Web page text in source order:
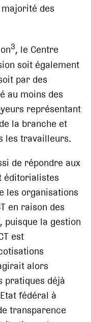
des
3, le Centre
soit également
par des
au moins des
représentant
la branche et
les travailleurs.
de répondre aux
éditorialistes
les organisations
en raison des
puisque la gestion
est
alors
pratiques déjà
fédéral à
transparence